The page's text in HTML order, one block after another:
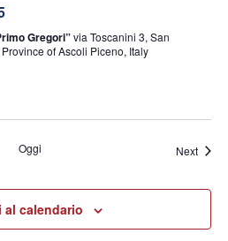
Gregori”via Toscanini 3, San
of Ascoli Piceno, Italy
Oggi NextEventi
calendario